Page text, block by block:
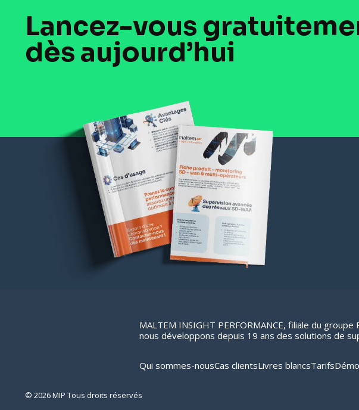
Lancez-vous
dès aujourd’hui
MALTEM INSIGHT PERFORMANCE, filiale du
nous développons depuis 19 ans des solutions de
Qui sommes-nousCas clientsLivres blancsTarifs
© 2026 MIP Tous droits réservés